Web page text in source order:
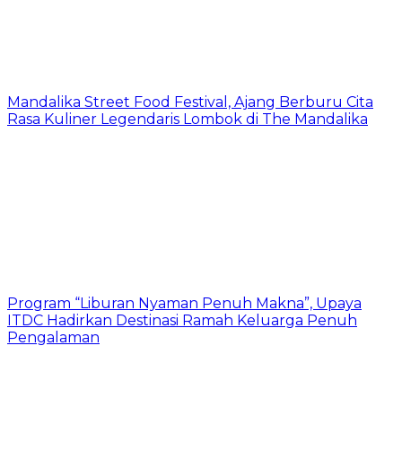
Mandalika Street Food Festival, Ajang Berburu Cita
Rasa Kuliner Legendaris Lombok di The Mandalika
Program “Liburan Nyaman Penuh Makna”, Upaya
ITDC Hadirkan Destinasi Ramah Keluarga Penuh
Pengalaman